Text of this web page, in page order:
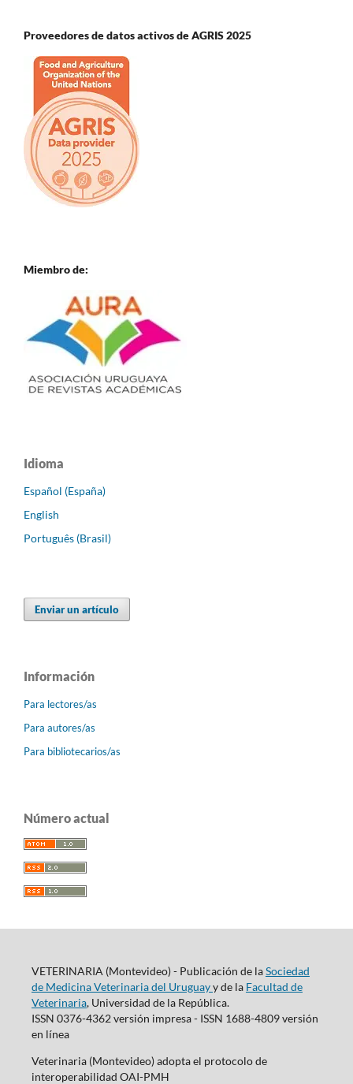
Proveedores de datos activos de AGRIS 2025
Miembro de:
Idioma
Español (España)
English
Português (Brasil)
Enviar un artículo
Información
Para lectores/as
Para autores/as
Para bibliotecarios/as
Número actual
VETERINARIA (Montevideo) - Publicación de laSociedad
de Medicina Veterinaria del Uruguayy de la Facultad de
Veterinaria, Universidad de la República.
ISSN 0376-4362 versión impresa - ISSN 1688-4809 versión
en línea
Veterinaria (Montevideo) adopta el protocolo de
interoperabilidad OAI-PMH